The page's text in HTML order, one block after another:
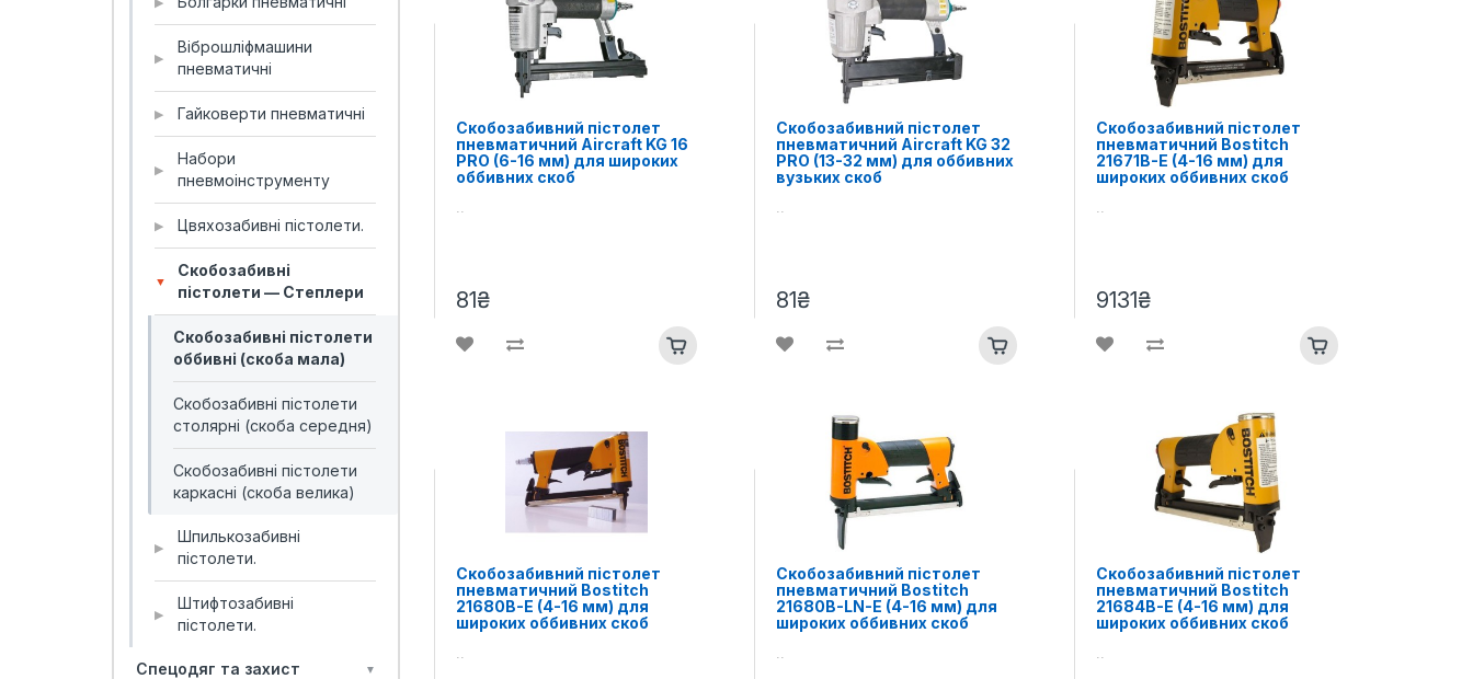
▶
Віброшліфмашини
пневматичні
▶ Гайковерти пневматичні
▶
Набори
пневмоінструменту
▶ Цвяхозабивні пістолети.
▼
Скобозабивні
пістолети — Степлери
Скобозабивні пістолети
оббивні (скоба мала)
Скобозабивні пістолети
столярні (скоба середня)
Скобозабивні пістолети
каркасні (скоба велика)
▶
Шпилькозабивні
пістолети.
▶
Штифтозабивні
пістолети.
Спецодяг та захист ▼
Скобозабивний пістолет
пневматичний Aircraft KG 16
PRO (6-16 мм) для широких
оббивних скоб
..
81₴
Скобозабивний пістолет
пневматичний Aircraft KG 32
PRO (13-32 мм) для оббивних
вузьких скоб
..
81₴
Скобозабивний пістолет
пневматичний Bostitch
21671B-E (4-16 мм) для
широких оббивних скоб
..
9131₴
Скобозабивний пістолет
пневматичний Bostitch
21680B-E (4-16 мм) для
широких оббивних скоб
Скобозабивний пістолет
пневматичний Bostitch
21680B-LN-E (4-16 мм) для
широких оббивних скоб
Скобозабивний пістолет
пневматичний Bostitch
21684B-E (4-16 мм) для
широких оббивних скоб